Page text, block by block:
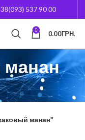
537 90 00
0 0.00ГРН.
манан”